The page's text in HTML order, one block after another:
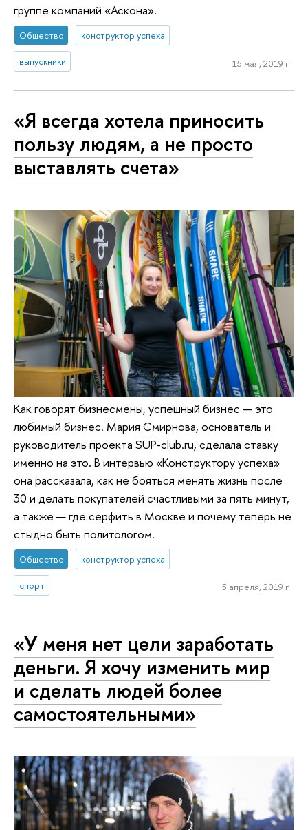
группе компаний «Аскона».
Общество конструктор успеха
выпускники 15 мая, 2019 г.
«Я всегда хотела приносить
пользу людям, а не просто
выставлять счета»
Как говорят бизнесмены, успешный бизнес — это
любимый бизнес. Мария Смирнова, основатель и
руководитель проекта SUP-club.ru, сделала ставку
именно на это. В интервью «Конструктору успеха»
она рассказала, как не бояться менять жизнь после
30 и делать покупателей счастливыми за пять минут,
а также — где серфить в Москве и почему теперь не
стыдно быть политологом.
Общество конструктор успеха
спорт 5 апреля, 2019 г.
«У меня нет цели заработать
деньги. Я хочу изменить мир
и сделать людей более
самостоятельными»